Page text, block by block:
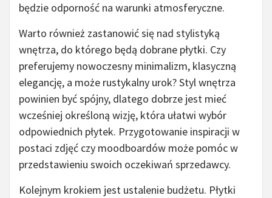
będzie odporność na warunki atmosferyczne.
Warto również zastanowić się nad stylistyką
wnętrza, do którego będą dobrane płytki. Czy
preferujemy nowoczesny minimalizm, klasyczną
elegancję, a może rustykalny urok? Styl wnętrza
powinien być spójny, dlatego dobrze jest mieć
wcześniej określoną wizję, która ułatwi wybór
odpowiednich płytek. Przygotowanie inspiracji w
postaci zdjęć czy moodboardów może pomóc w
przedstawieniu swoich oczekiwań sprzedawcy.
Kolejnym krokiem jest ustalenie budżetu. Płytki